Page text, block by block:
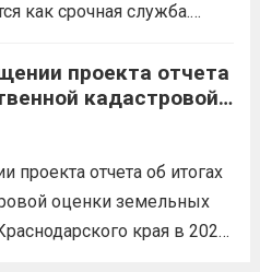
как срочная служба.
вашего согласия,
окончании срока
Регион предоставляет
мер поддержки:
единовременно;...
проекта отчета
кадастровой
на
отчета об итогах
оценки земельных
края в 2026